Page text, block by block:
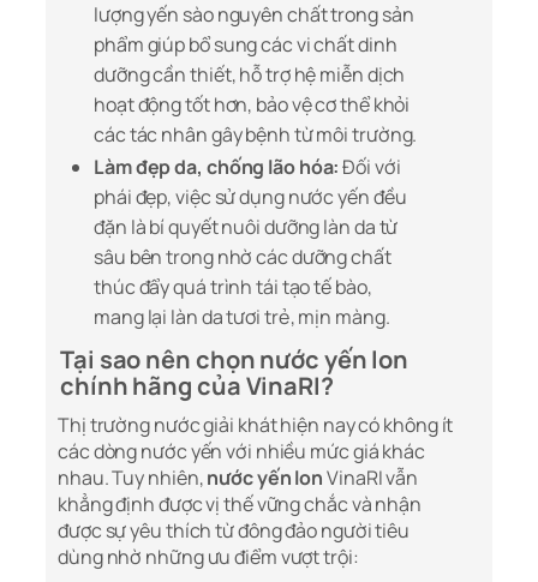
lượng yến sào nguyên chất trong sản
phẩm giúp bổ sung các vi chất dinh
dưỡng cần thiết, hỗ trợ hệ miễn dịch
hoạt động tốt hơn, bảo vệ cơ thể khỏi
các tác nhân gây bệnh từ môi trường.
Làm đẹp da, chống lão hóa:Đối với
phái đẹp, việc sử dụng nước yến đều
đặn là bí quyết nuôi dưỡng làn da từ
sâu bên trong nhờ các dưỡng chất
thúc đẩy quá trình tái tạo tế bào,
mang lại làn da tươi trẻ, mịn màng.
Tại sao nên chọn nước yến lon
chính hãng của VinaRI?
Thị trường nước giải khát hiện nay có không ít
các dòng nước yến với nhiều mức giá khác
nhau. Tuy nhiên,nước yến lonVinaRI vẫn
khẳng định được vị thế vững chắc và nhận
được sự yêu thích từ đông đảo người tiêu
dùng nhờ những ưu điểm vượt trội: